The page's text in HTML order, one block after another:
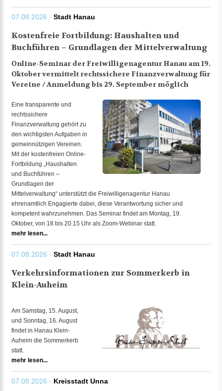
07.08.2026 - Stadt Hanau
Kostenfreie Fortbildung: Haushalten und
Buchführen – Grundlagen der Mittelverwaltung
Online-Seminar der Freiwilligenagentur Hanau am 19.
Oktober vermittelt rechtssichere Finanzverwaltung für
Vereine / Anmeldung bis 29. September möglich
Eine transparente und
rechtssichere
Finanzverwaltung gehört zu
den wichtigsten Aufgaben in
gemeinnützigen Vereinen.
Mit der kostenfreien Online-
Fortbildung „Haushalten
und Buchführen –
Grundlagen der
Mittelverwaltung“ unterstützt die Freiwilligenagentur Hanau
ehrenamtlich Engagierte dabei, diese Verantwortung sicher und
kompetent wahrzunehmen. Das Seminar findet am Montag, 19.
Oktober, von 18 bis 20.15 Uhr als Zoom-Webinar statt.
mehr lesen...
07.08.2026 - Stadt Hanau
Verkehrsinformationen zur Sommerkerb in
Klein-Auheim
Am Samstag, 15. August,
und Sonntag, 16. August
findet in Hanau Klein-
Auheim die Sommerkerb
statt.
mehr lesen...
07.08.2026 - Kreisstadt Unna